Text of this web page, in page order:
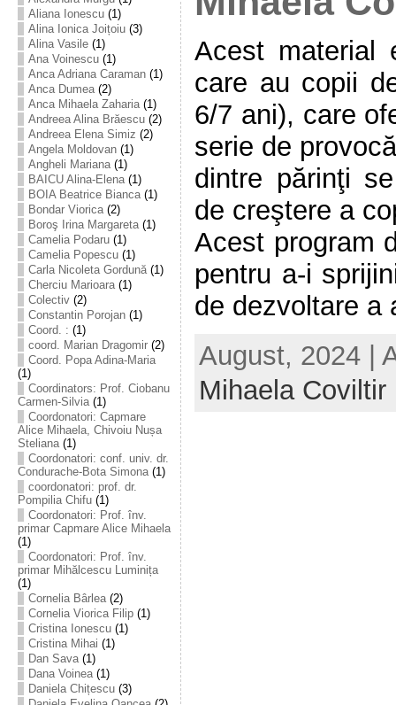
Aliana Ionescu(1)
Alina Ionica Joițoiu(3)
Alina Vasile(1)
Ana Voinescu(1)
Anca Adriana Caraman(1)
Anca Dumea(2)
Anca Mihaela Zaharia(1)
Andreea Alina Brăescu(2)
Andreea Elena Simiz (2)
Angela Moldovan(1)
Angheli Mariana(1)
BAICU Alina-Elena(1)
BOIA Beatrice Bianca(1)
Bondar Viorica(2)
Boroş Irina Margareta(1)
Camelia Podaru(1)
Camelia Popescu(1)
Carla Nicoleta Gordună(1)
Cherciu Marioara(1)
Colectiv(2)
Constantin Porojan(1)
Coord. : (1)
coord. Marian Dragomir(2)
Coord. Popa Adina-Maria
(1)
Coordinators: Prof. Ciobanu
Carmen-Silvia(1)
Coordonatori: Capmare
Alice Mihaela, Chivoiu Nușa
Steliana(1)
Coordonatori: conf. univ. dr.
Condurache-Bota Simona(1)
coordonatori: prof. dr.
Pompilia Chifu(1)
Coordonatori: Prof. înv.
primar Capmare Alice Mihaela
(1)
Coordonatori: Prof. înv.
primar Mihălcescu Luminița
(1)
Cornelia Bârlea(2)
Cornelia Viorica Filip(1)
Cristina Ionescu(1)
Cristina Mihai (1)
Dan Sava(1)
Dana Voinea(1)
Daniela Chițescu(3)
Acest material
care au copii
6/7 ani), care
serie de
dintre părinţi
de creştere a
Acest program
pentru a-i
de dezvoltare a
August, 2024 |
Mihaela Coviltir